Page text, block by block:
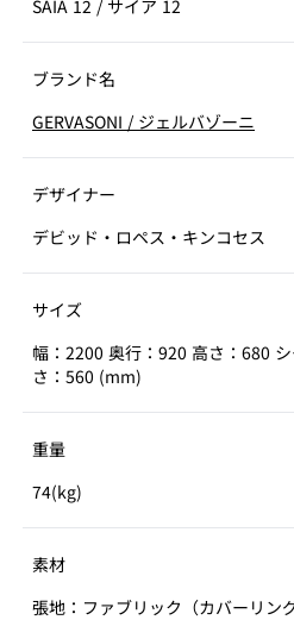
SAIA 12 / サイア 12
ブランド名
GERVASONI / ジェルバゾーニ
デザイナー
デビッド・ロペス・キンコセス
サイズ
幅：2200 奥行：920 高さ：680
さ：560 (mm)
重量
74(kg)
素材
張地：ファブリック（カバーリン